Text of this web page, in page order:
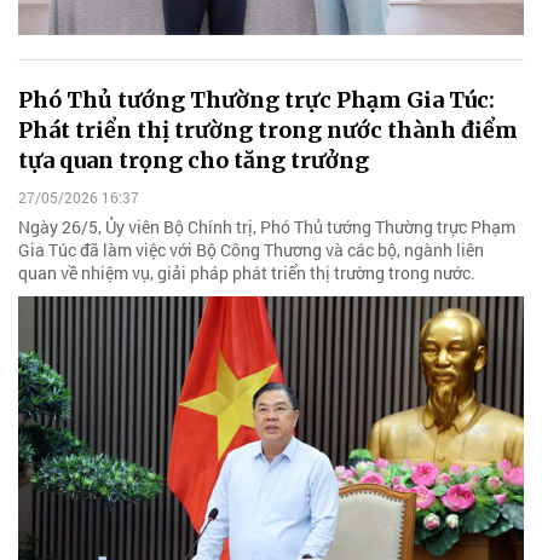
Phó Thủ tướng Thường trực Phạm Gia Túc:
Phát triển thị trường trong nước thành điểm
tựa quan trọng cho tăng trưởng
27/05/2026 16:37
Ngày 26/5, Ủy viên Bộ Chính trị, Phó Thủ tướng Thường trực Phạm
Gia Túc đã làm việc với Bộ Công Thương và các bộ, ngành liên
quan về nhiệm vụ, giải pháp phát triển thị trường trong nước.